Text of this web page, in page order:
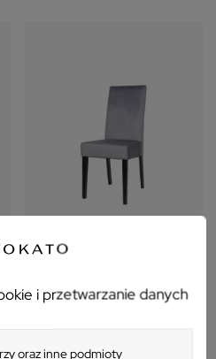
i przetwarzanie danych
oraz inne podmioty
2205/2